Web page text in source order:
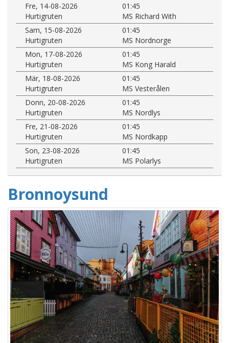
Fre, 14-08-2026
01:45
Hurtigruten
MS Richard With
Sam, 15-08-2026
01:45
Hurtigruten
MS Nordnorge
Mon, 17-08-2026
01:45
Hurtigruten
MS Kong Harald
Mär, 18-08-2026
01:45
Hurtigruten
MS Vesterålen
Donn, 20-08-2026
01:45
Hurtigruten
MS Nordlys
Fre, 21-08-2026
01:45
Hurtigruten
MS Nordkapp
Son, 23-08-2026
01:45
Hurtigruten
MS Polarlys
Bronnoysund